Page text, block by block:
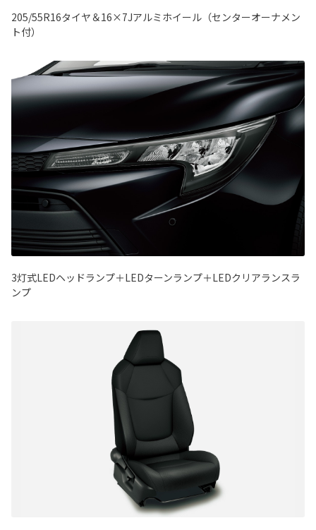
205/55R16タイヤ＆16×7Jアルミホイール（センターオーナメン
ト付）
3灯式LEDヘッドランプ＋LEDターンランプ＋LEDクリアランスラ
ンプ